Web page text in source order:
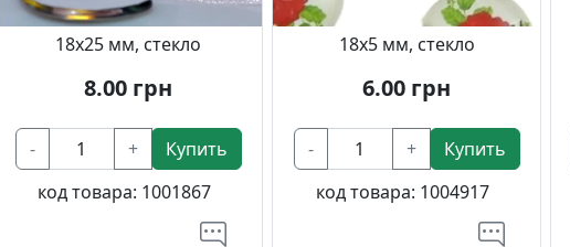
18х25 мм, стекло
8.00 грн
- +
Купить
код товара: 1001867
18х5 мм, стекло
6.00 грн
- +
Купить
код товара: 1004917